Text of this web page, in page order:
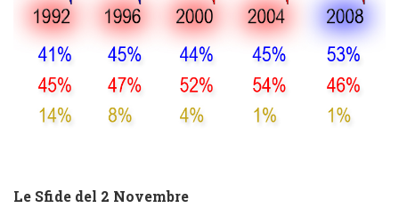
Le Sfide del 2 Novembre